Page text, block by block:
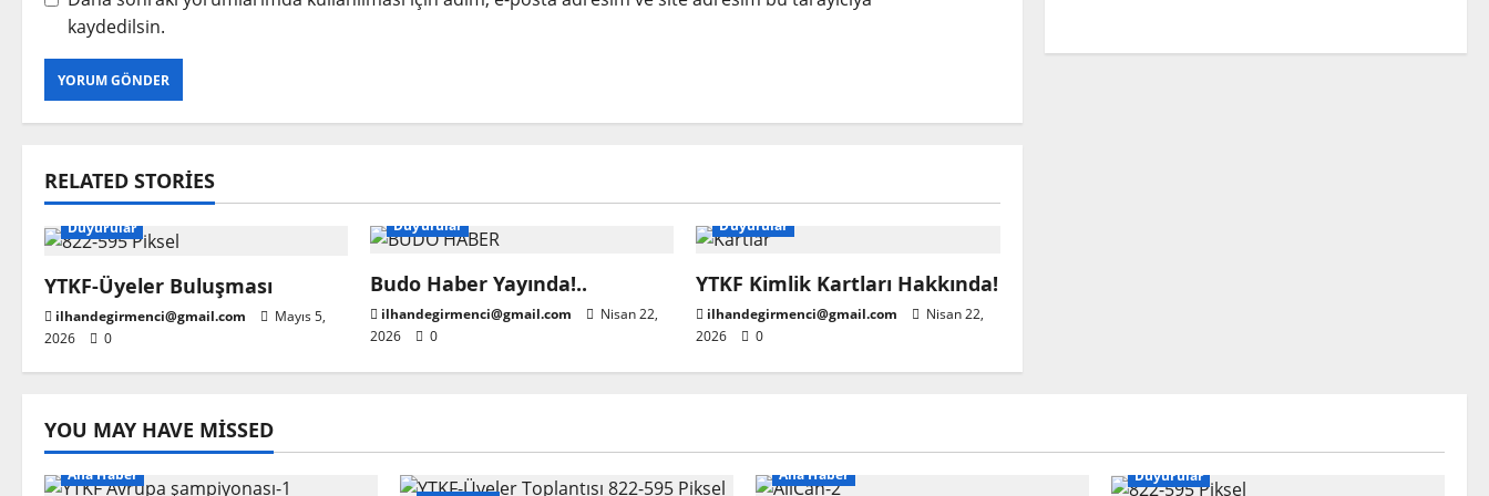
kaydedilsin.
RELATED STORIES
Duyurular
YTKF-Üyeler Buluşması
ilhandegirmenci@gmail.com
Mayıs 5,
2026
0
Duyurular
Budo Haber Yayında!..
ilhandegirmenci@gmail.com
Nisan 22,
2026
0
Duyurular
YTKF Kimlik Kartları Hakkında!
ilhandegirmenci@gmail.com
Nisan 22,
2026
0
YOU MAY HAVE MISSED
Ana Haber
Ana Haber Duyurular